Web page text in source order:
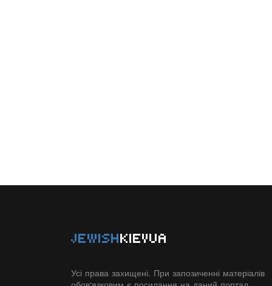
JEWISHKIEVUA
Усі права захищені. При запозиченні матеріалів